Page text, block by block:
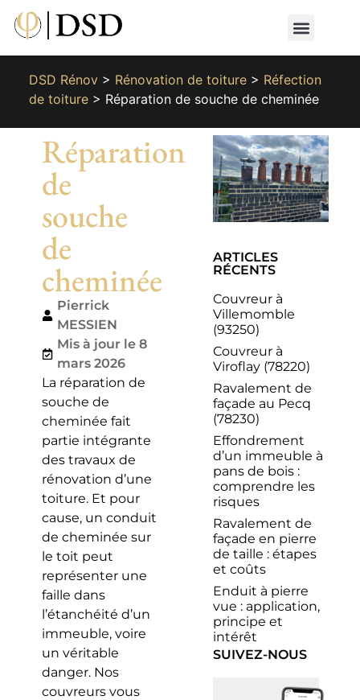
DSD Rénov> Rénovation de toiture> Réfection
de toiture> Réparation de souche de cheminée
Réparation
de
souche
de
cheminée
Pierrick
MESSIEN
Mis à jour le 8
mars 2026
La réparation de
souche de
cheminée fait
partie intégrante
des travaux de
rénovation d’une
toiture. Et pour
cause, un conduit
de cheminée sur
le toit peut
représenter une
faille dans
l’étanchéité d’un
immeuble, voire
un véritable
danger. Nos
couvreurs vous
ARTICLES
RÉCENTS
Couvreur à
Villemomble
(93250)
Couvreur à
Viroflay (78220)
Ravalement de
façade au Pecq
(78230)
Effondrement
d’un immeuble à
pans de bois :
comprendre les
risques
Ravalement de
façade en pierre
de taille : étapes
et coûts
Enduit à pierre
vue : application,
principe et
intérêt
SUIVEZ-NOUS